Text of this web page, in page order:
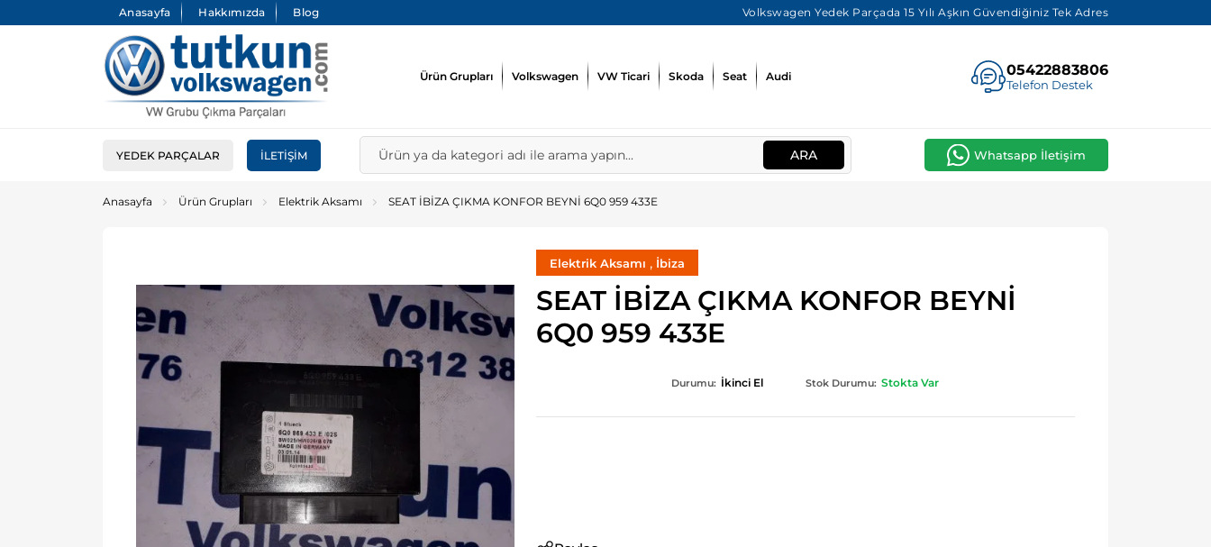
Anasayfa Hakkımızda Blog Volkswagen Yedek Parçada 15 Yılı Aşkın Güvendiğiniz Tek Adres
Ürün Grupları Volkswagen VW Ticari Skoda Seat Audi 05422883806
Telefon Destek
YEDEK PARÇALAR İLETIŞIM ARA Whatsapp İletişim
Anasayfa Ürün Grupları Elektrik Aksamı SEAT İBİZA ÇIKMA KONFOR BEYNİ 6Q0 959 433E
Elektrik Aksamı , İbiza
SEAT İBİZA ÇIKMA KONFOR BEYNİ
6Q0 959 433E
Durumu: İkinci El Stok Durumu: Stokta Var